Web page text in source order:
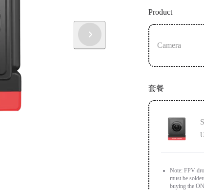
Product
Camera
套餐
Note: FPV
must be
buying the